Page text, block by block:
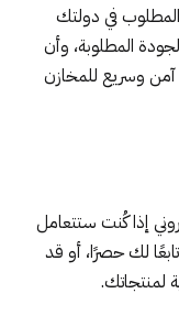
في دولتك
المطلوبة، وأن
وسريع للمخازن
إذا كُنت ستتعامل
لك حصرًا، أو قد
لمنتجاتك.